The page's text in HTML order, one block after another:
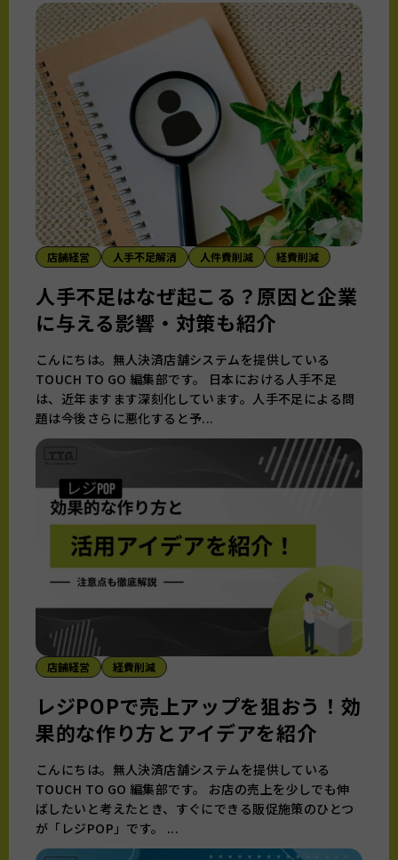
店舗経営 人手不足解消 人件費削減 経費削減
人手不足はなぜ起こる？原因と企業
に与える影響・対策も紹介
こんにちは。無人決済店舗システムを提供している
TOUCH TO GO 編集部です。 日本における人手不足
は、近年ますます深刻化しています。人手不足による問
題は今後さらに悪化すると予...
店舗経営 経費削減
レジPOPで売上アップを狙おう！効
果的な作り方とアイデアを紹介
こんにちは。無人決済店舗システムを提供している
TOUCH TO GO 編集部です。 お店の売上を少しでも伸
ばしたいと考えたとき、すぐにできる販促施策のひとつ
が「レジPOP」です。 ...